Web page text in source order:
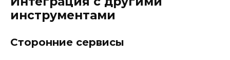
инструментами
Сторонние сервисы